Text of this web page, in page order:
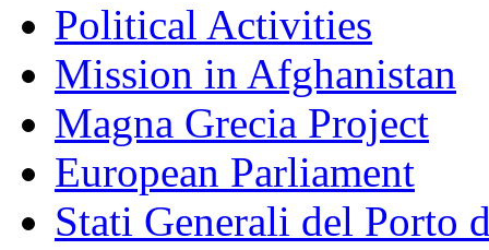
Political Activities
Mission in Afghanistan
Magna Grecia Project
European Parliament
Stati Generali del Porto